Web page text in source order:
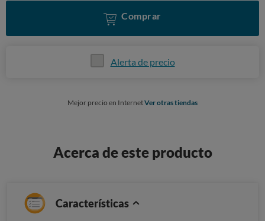
Comprar
Alerta de precio
Mejor precio en InternetVer otras tiendas
Acerca de este producto
Características